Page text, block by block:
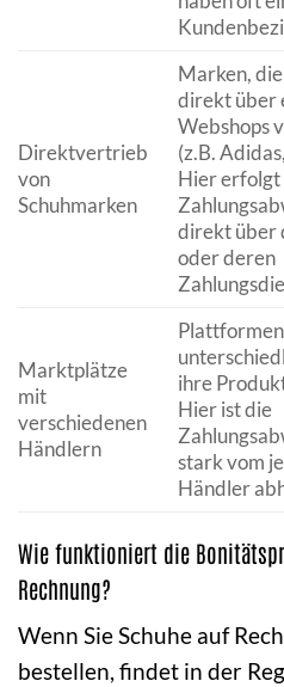
Direktvertrieb
von
Schuhmarken
Marken,
direkt über
Webshops
(z.B.
Hier erfolgt
direkt über
oder deren
Marktplätze
mit
verschiedenen
Händlern
ihre
Hier ist die
stark vom
Händler
Wie funktioniert die
Rechnung?
Wenn Sie Schuhe auf
bestellen, findet in der